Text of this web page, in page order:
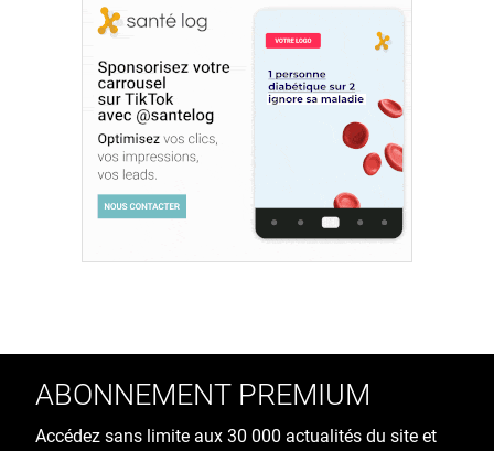
ABONNEMENT PREMIUM
Accédez sans limite aux 30 000 actualités du site et